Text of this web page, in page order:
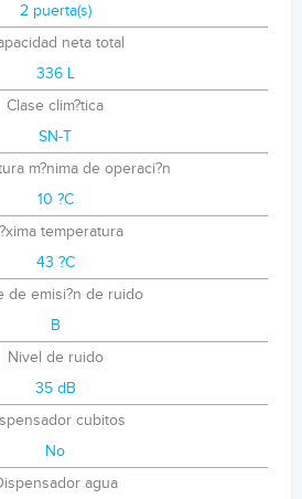
2 puerta(s)
neta total
336 L
Clase clim?tica
SN-T
m?nima de operaci?n
10 ?C
temperatura
43 ?C
de emisi?n de ruido
B
Nivel de ruido
35 dB
cubitos
No
agua